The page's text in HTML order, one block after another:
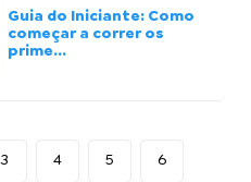
Guia do Iniciante: Como
começar a correr os
prime...
3 4 5 6